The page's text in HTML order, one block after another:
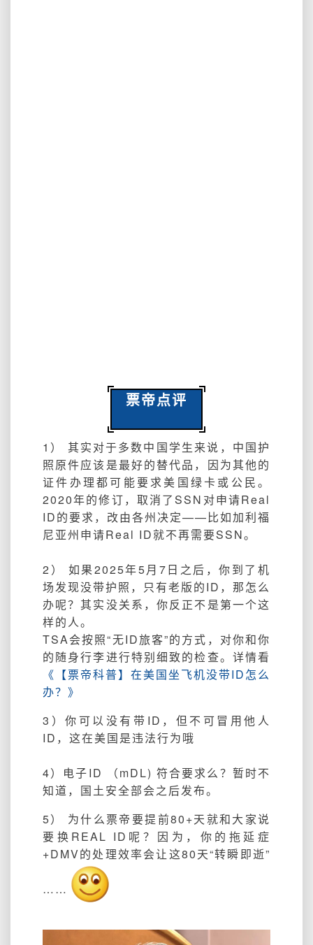
票帝点评
1） 其实对于多数中国学生来说，中国护
照原件应该是最好的替代品，因为其他的
证件办理都可能要求美国绿卡或公民。
2020年的修订，取消了SSN对申请Real
ID的要求，改由各州决定——比如加利福
尼亚州申请Real ID就不再需要SSN。
2） 如果2025年5月7日之后，你到了机
场发现没带护照，只有老版的ID，那怎么
办呢？其实没关系，你反正不是第一个这
样的人。
TSA会按照“无ID旅客”的方式，对你和你
的随身行李进行特别细致的检查。详情看
《【票帝科普】在美国坐飞机没带ID怎么
办？》
3）你可以没有带ID，但不可冒用他人
ID，这在美国是违法行为哦
4）电子ID （mDL) 符合要求么？暂时不
知道，国土安全部会之后发布。
5） 为什么票帝要提前80+天就和大家说
要换REAL ID呢？因为，你的拖延症
+DMV的处理效率会让这80天“转瞬即逝”
……